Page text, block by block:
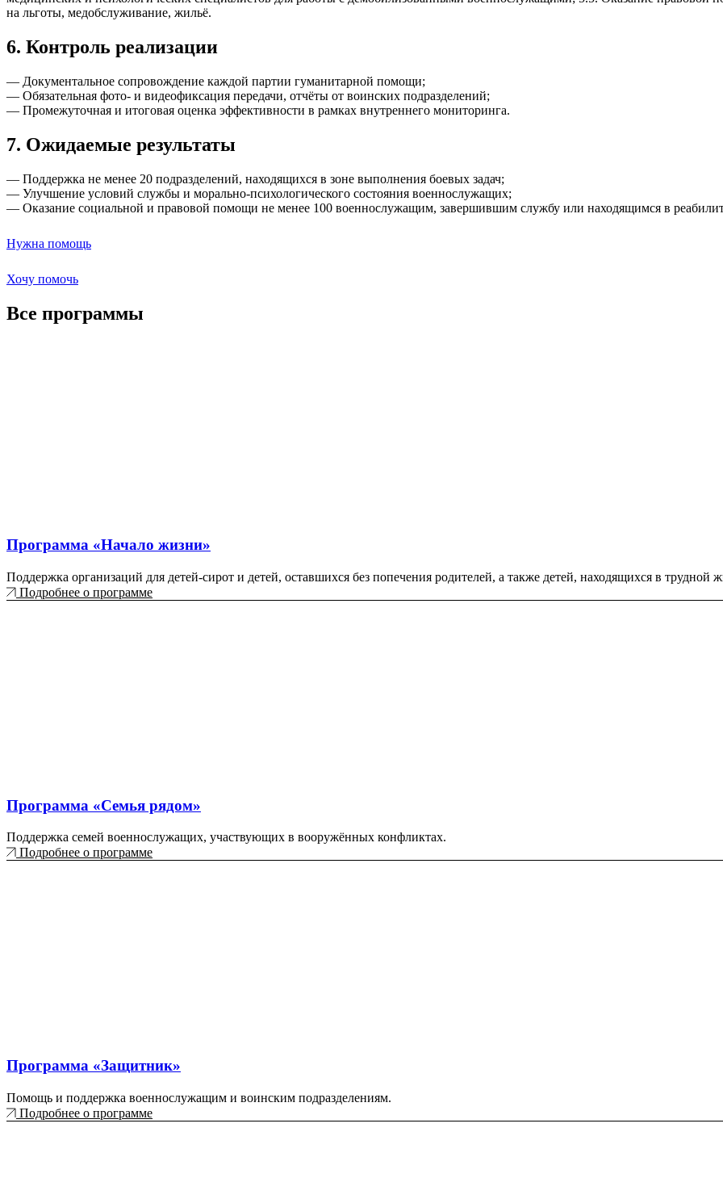
на льготы, медобслуживание, жильё.
6. Контроль реализации
— Документальное сопровождение каждой партии гуманитарной помощи;
— Обязательная фото- и видеофиксация передачи, отчёты от воинских подразделений;
— Промежуточная и итоговая оценка эффективности в рамках внутреннего мониторинга.
7. Ожидаемые результаты
— Поддержка не менее 20 подразделений, находящихся в зоне выполнения боевых задач;
— Улучшение условий службы и морально-психологического состояния военнослужащих;
— Оказание социальной и правовой помощи не менее 100 военнослужащим, завершившим службу или находящимся в
Нужна помощь
Хочу помочь
Все программы
Программа «Начало жизни»
Поддержка организаций для детей-сирот и детей, оставшихся без попечения родителей, а также детей, находящихся в трудной
Подробнее о программе
Программа «Семья рядом»
Поддержка семей военнослужащих, участвующих в вооружённых конфликтах.
Подробнее о программе
Программа «Защитник»
Помощь и поддержка военнослужащим и воинским подразделениям.
Подробнее о программе